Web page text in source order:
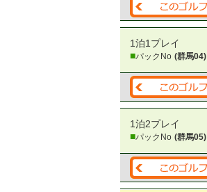
1泊1プレイ
■パックNo (群馬04)
1泊2プレイ
■パックNo (群馬05)